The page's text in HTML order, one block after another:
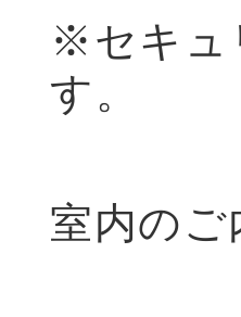
※セキュ
す。
室内の